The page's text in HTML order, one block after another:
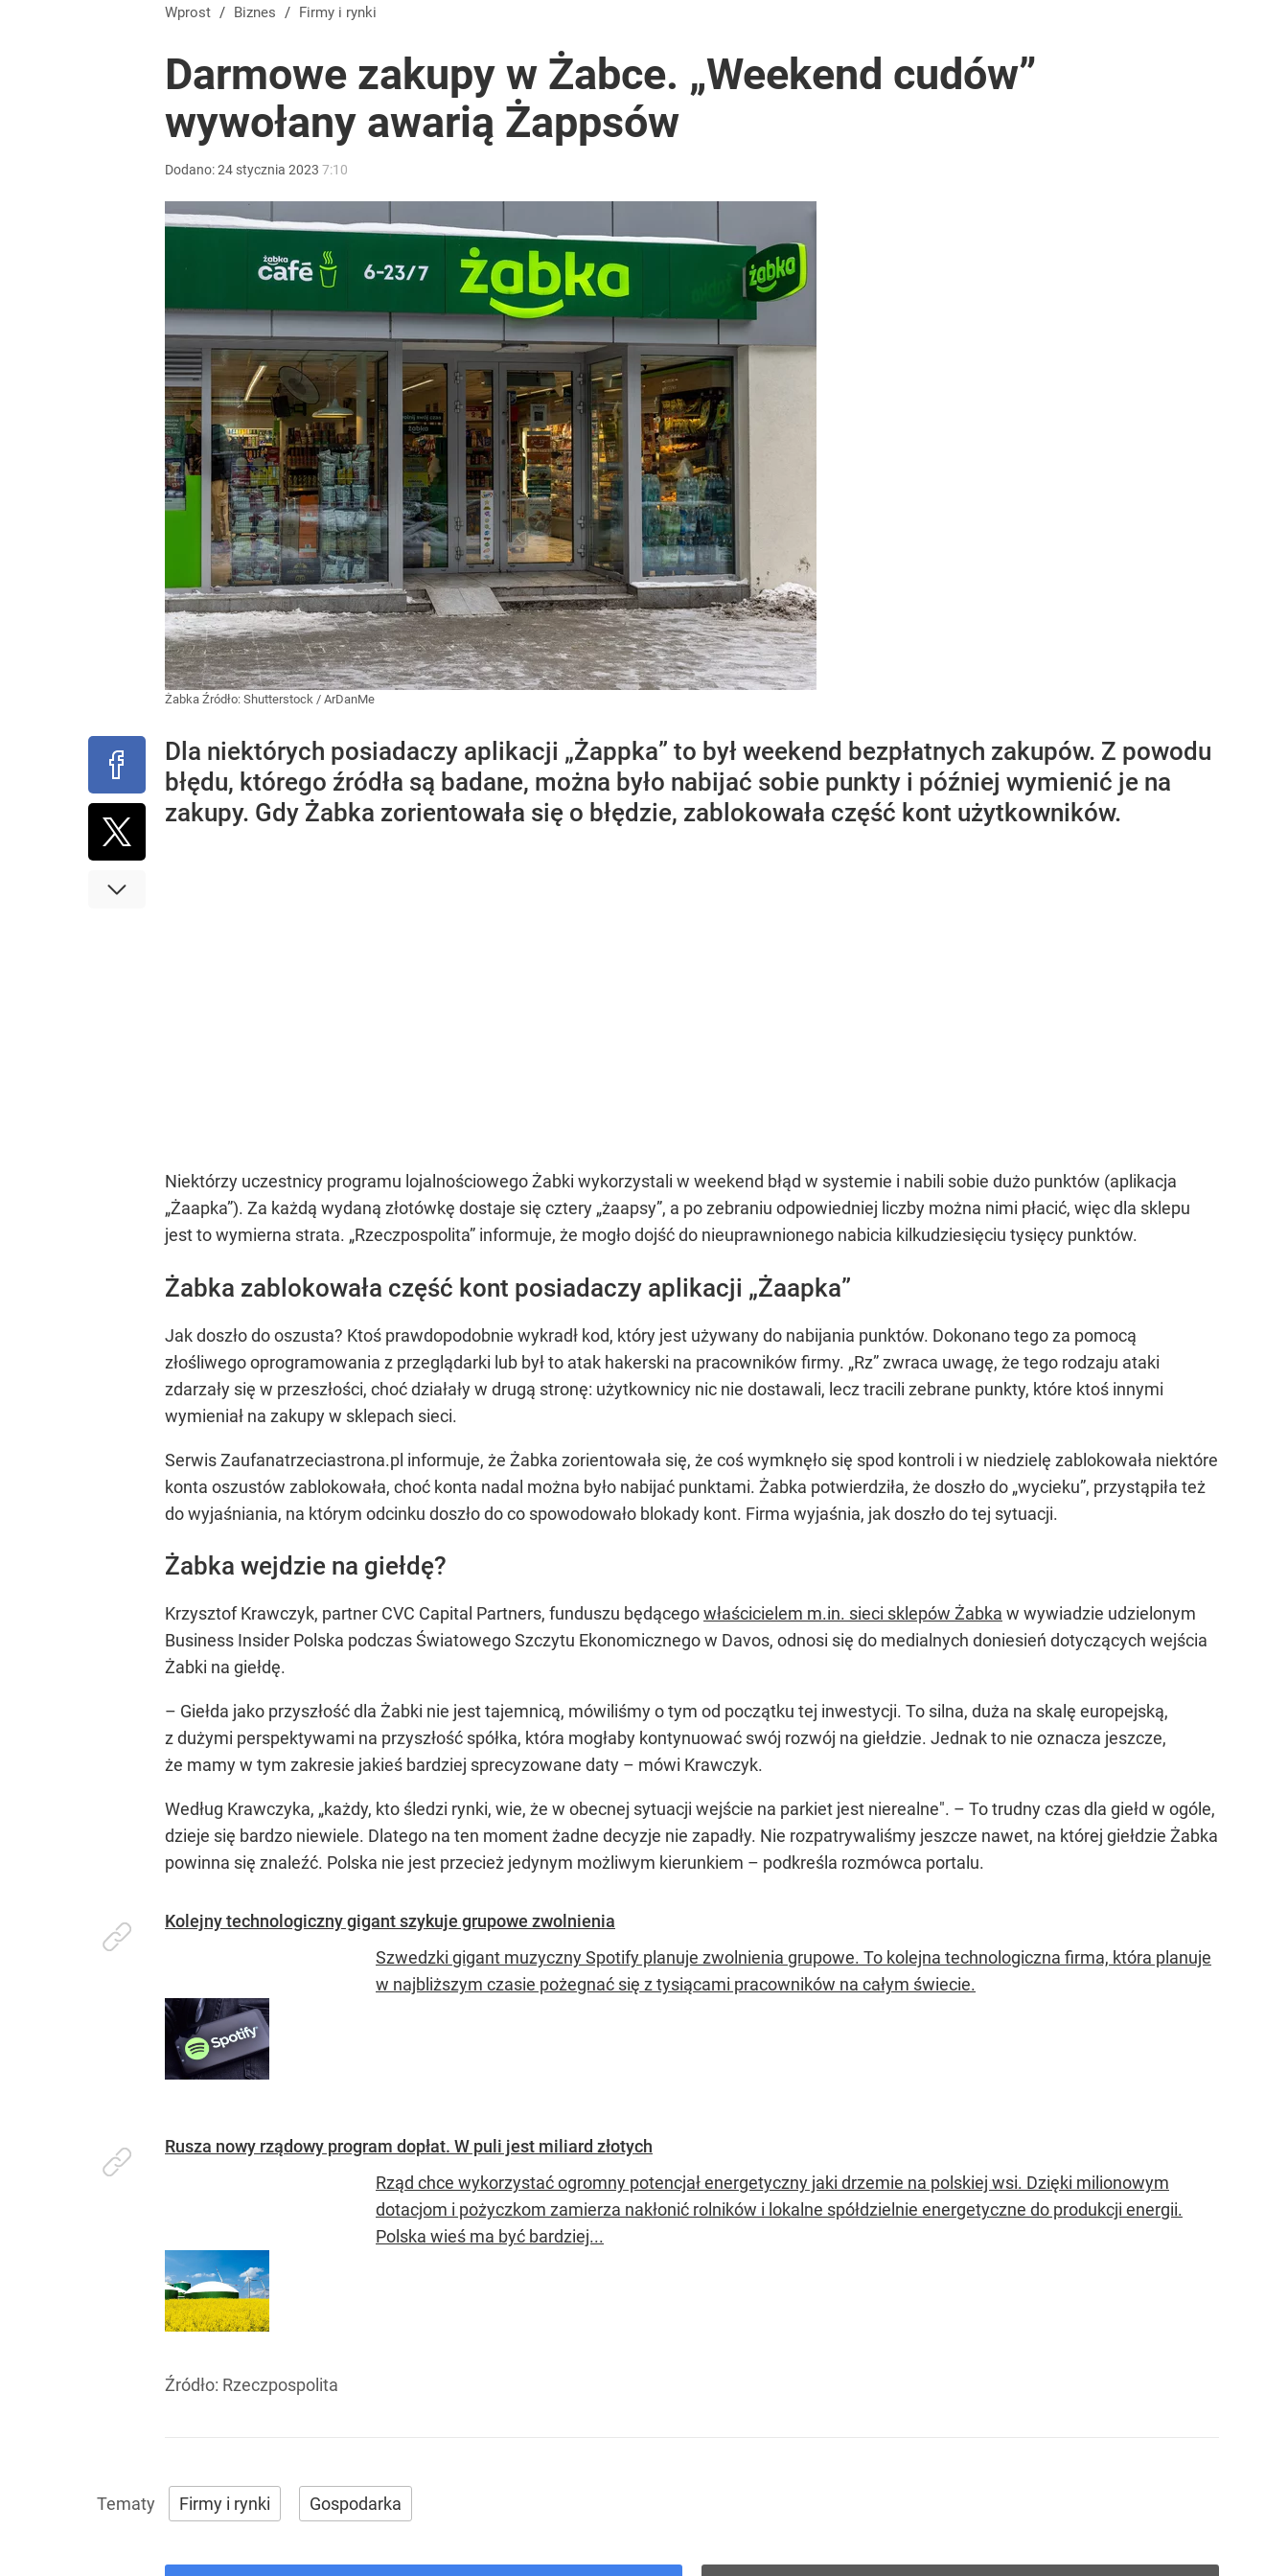
Młodzi kardiolodzy łączą siły. Tak Klub 30 PTK zmienia polską kardiologię
Temu, Shein i AliExpress już nie takie atrakcyjne. Polaków zapytano o zakupy
Taki plan ma dotyczyć Hołowni. Miller i Komorowski mówią o politycznej grze
Wprost / Biznes / Firmy i rynki
Darmowe zakupy w Żabce. „Weekend cudów”
wywołany awarią Żappsów
Dodano:24 stycznia 2023 7:10
Żabka Źródło: Shutterstock / ArDanMe
Dla niektórych posiadaczy aplikacji „Żappka” to był weekend bezpłatnych zakupów. Z powodu
błędu, którego źródła są badane, można było nabijać sobie punkty i później wymienić je na
zakupy. Gdy Żabka zorientowała się o błędzie, zablokowała część kont użytkowników.
Niektórzy uczestnicy programu lojalnościowego Żabki wykorzystali w weekend błąd w systemie i nabili sobie dużo punktów (aplikacja
„Żaapka”). Za każdą wydaną złotówkę dostaje się cztery „żaapsy”, a po zebraniu odpowiedniej liczby można nimi płacić, więc dla sklepu
jest to wymierna strata. „Rzeczpospolita” informuje, że mogło dojść do nieuprawnionego nabicia kilkudziesięciu tysięcy punktów.
Żabka zablokowała część kont posiadaczy aplikacji „Żaapka”
Jak doszło do oszusta? Ktoś prawdopodobnie wykradł kod, który jest używany do nabijania punktów. Dokonano tego za pomocą
złośliwego oprogramowania z przeglądarki lub był to atak hakerski na pracowników firmy. „Rz” zwraca uwagę, że tego rodzaju ataki
zdarzały się w przeszłości, choć działały w drugą stronę: użytkownicy nic nie dostawali, lecz tracili zebrane punkty, które ktoś innymi
wymieniał na zakupy w sklepach sieci.
Serwis Zaufanatrzeciastrona.pl informuje, że Żabka zorientowała się, że coś wymknęło się spod kontroli i w niedzielę zablokowała niektóre
konta oszustów zablokowała, choć konta nadal można było nabijać punktami. Żabka potwierdziła, że doszło do „wycieku”, przystąpiła też
do wyjaśniania, na którym odcinku doszło do co spowodowało blokady kont. Firma wyjaśnia, jak doszło do tej sytuacji.
Żabka wejdzie na giełdę?
Krzysztof Krawczyk, partner CVC Capital Partners, funduszu będącegowłaścicielem m.in. sieci sklepów Żabka w wywiadzie udzielonym
Business Insider Polska podczas Światowego Szczytu Ekonomicznego w Davos, odnosi się do medialnych doniesień dotyczących wejścia
Żabki na giełdę.
– Giełda jako przyszłość dla Żabki nie jest tajemnicą, mówiliśmy o tym od początku tej inwestycji. To silna, duża na skalę europejską,
z dużymi perspektywami na przyszłość spółka, która mogłaby kontynuować swój rozwój na giełdzie. Jednak to nie oznacza jeszcze,
że mamy w tym zakresie jakieś bardziej sprecyzowane daty – mówi Krawczyk.
Według Krawczyka, „każdy, kto śledzi rynki, wie, że w obecnej sytuacji wejście na parkiet jest nierealne". – To trudny czas dla giełd w ogóle,
dzieje się bardzo niewiele. Dlatego na ten moment żadne decyzje nie zapadły. Nie rozpatrywaliśmy jeszcze nawet, na której giełdzie Żabka
powinna się znaleźć. Polska nie jest przecież jedynym możliwym kierunkiem – podkreśla rozmówca portalu.
Kolejny technologiczny gigant szykuje grupowe zwolnienia
Szwedzki gigant muzyczny Spotify planuje zwolnienia grupowe. To kolejna technologiczna firma, która planuje
w najbliższym czasie pożegnać się z tysiącami pracowników na całym świecie.
Rusza nowy rządowy program dopłat. W puli jest miliard złotych
Rząd chce wykorzystać ogromny potencjał energetyczny jaki drzemie na polskiej wsi. Dzięki milionowym
dotacjom i pożyczkom zamierza nakłonić rolników i lokalne spółdzielnie energetyczne do produkcji energii.
Polska wieś ma być bardziej...
Źródło: Rzeczpospolita
Firmy i rynki Gospodarka